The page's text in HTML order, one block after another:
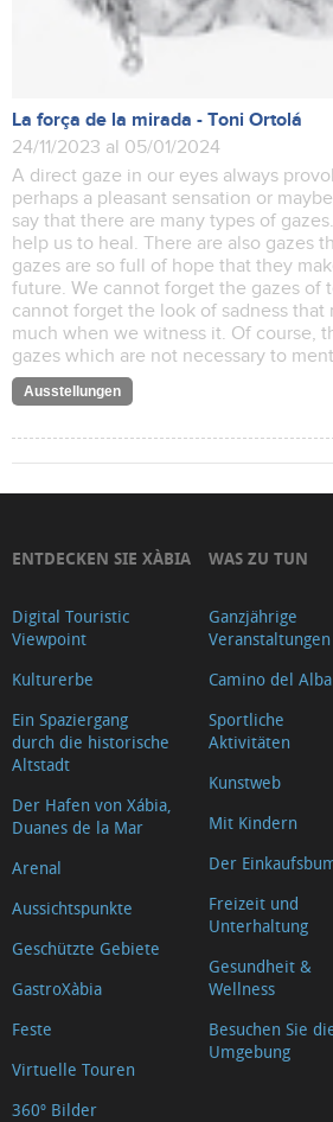
La força de la mirada - Toni Ortolá
24/11/2023 al 05/01/2024
A direct gaze in our eyes always
perhaps a pleasant sensation or
say that there are many types of
help us to heal. There are also gazes
gazes are so full of hope that they
future. We cannot forget the gazes of
cannot forget the look of sadness that
much when we witness it. Of course,
gazes which are not necessary to
Ausstellungen
ENTDECKEN SIE XÀBIA
Digital Touristic
Viewpoint
Kulturerbe
Ein Spaziergang
durch die historische
Altstadt
Der Hafen von Xábia,
Duanes de la Mar
Arenal
Aussichtspunkte
Geschützte Gebiete
GastroXàbia
Feste
Virtuelle Touren
360º Bilder
WAS ZU TUN
Ganzjährige
Veranstaltungen
Camino del
Sportliche
Aktivitäten
Kunstweb
Mit Kindern
Der
Freizeit und
Unterhaltung
Gesundheit &
Wellness
Besuchen Sie
Umgebung